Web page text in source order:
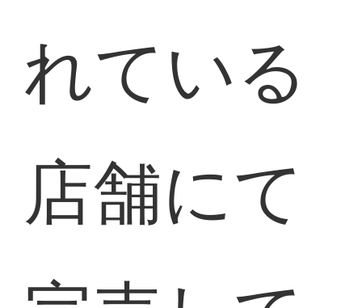
れている
店舗にて